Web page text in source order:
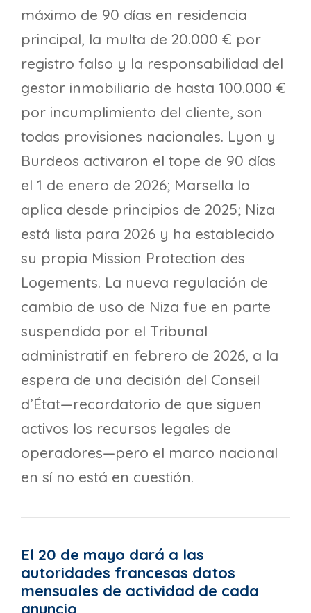
máximo de 90 días en residencia
principal, la multa de 20.000 € por
registro falso y la responsabilidad del
gestor inmobiliario de hasta 100.000 €
por incumplimiento del cliente, son
todas provisiones nacionales. Lyon y
Burdeos activaron el tope de 90 días
el 1 de enero de 2026; Marsella lo
aplica desde principios de 2025; Niza
está lista para 2026 y ha establecido
su propia Mission Protection des
Logements. La nueva regulación de
cambio de uso de Niza fue en parte
suspendida por el Tribunal
administratif en febrero de 2026, a la
espera de una decisión del Conseil
d’État—recordatorio de que siguen
activos los recursos legales de
operadores—pero el marco nacional
en sí no está en cuestión.
El 20 de mayo dará a las
autoridades francesas datos
mensuales de actividad de cada
anuncio